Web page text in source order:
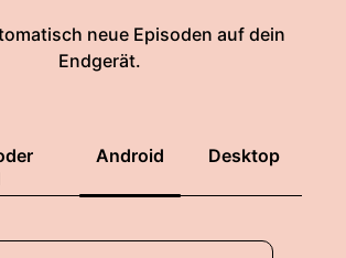
neue Episoden auf dein
Endgerät.
Android Desktop